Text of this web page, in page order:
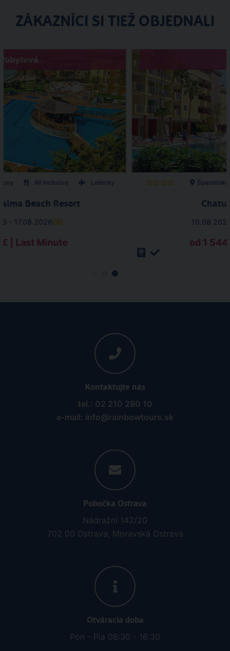
ZÁKAZNÍCI SI TIEŽ OBJEDNALI
All Inclusive Letecky
Beach Resort
- 17.08.2026(8)
€ | Last Minute
Španielsko
od 1
Kontaktujte nás
tel.: 02 210 280 10
e-mail: info@rainbowtours.sk
Pobočka Ostrava
Nádražní 142/20
702 00 Ostrava, Moravská Ostrava
Otváracia doba
Pon - Pia 08:30 - 16:30